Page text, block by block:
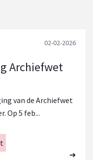
02-02-2026
Archiefwet
van de Archiefwet
Op 5 feb...